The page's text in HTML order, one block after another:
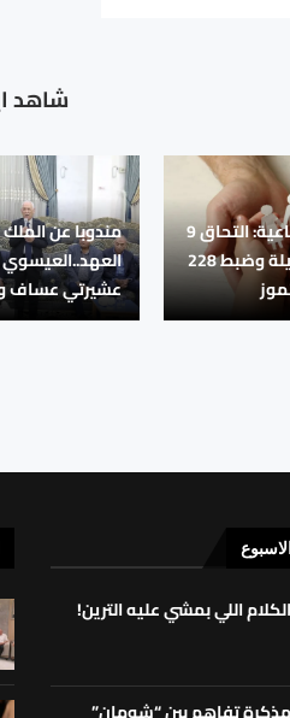
شاهد
مندوبا عن
عشيرتي عساف
‏التنمية الاجتماعية: التحاق 9
أطفال بأسر بديلة وضبط 228
الكلام اللي بمشي عليه الترين!